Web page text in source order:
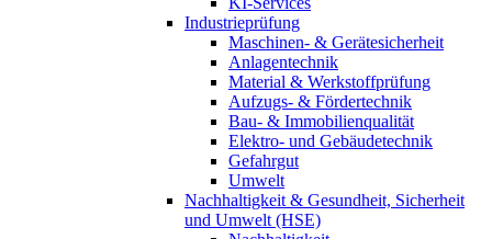
Industrieprüfung
Maschinen- & Gerätesicherheit
Anlagentechnik
Material & Werkstoffprüfung
Aufzugs- & Fördertechnik
Bau- & Immobilienqualität
Elektro- und Gebäudetechnik
Gefahrgut
Umwelt
Nachhaltigkeit & Gesundheit, Sicherheit
und Umwelt (HSE)